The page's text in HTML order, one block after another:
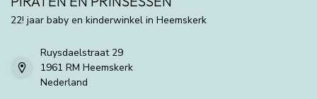
22! jaar baby en kinderwinkel in Heemskerk
Ruysdaelstraat 29
1961 RM Heemskerk
Nederland